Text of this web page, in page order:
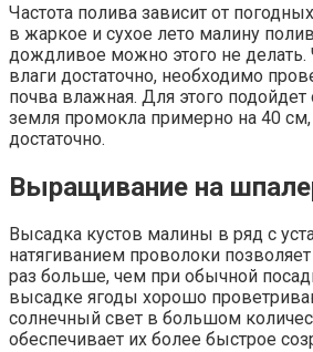
Частота полива зависит от
в жаркое и сухое лето малину
дождливое можно этого не делать.
влаги достаточно, необходимо
почва влажная. Для этого
земля промокла примерно на 40 см,
достаточно.
Выращивание на
Высадка кустов малины в ряд с
натягиванием проволоки
раз больше, чем при обычной
высадке ягоды хорошо
солнечный свет в большом
обеспечивает их более быстрое